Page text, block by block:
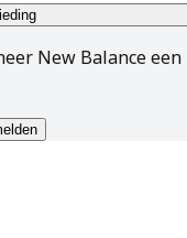
New Balance een